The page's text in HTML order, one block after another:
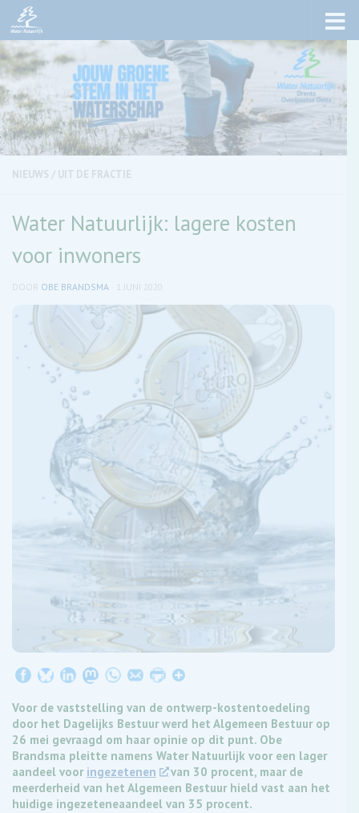
Skip to content
NIEUWS / UIT DE FRACTIE
Water Natuurlijk: lagere kosten
voor inwoners
DOOR OBE BRANDSMA 1 JUNI 2020
Voor de vaststelling van de ontwerp-kostentoedeling
door het Dagelijks Bestuur werd het Algemeen Bestuur op
26 mei gevraagd om haar opinie op dit punt. Obe
Brandsma pleitte namens Water Natuurlijk voor een lager
aandeel voor ingezetenen
van 30 procent, maar de
meerderheid van het Algemeen Bestuur hield vast aan het
huidige ingezeteneaandeel van 35 procent.